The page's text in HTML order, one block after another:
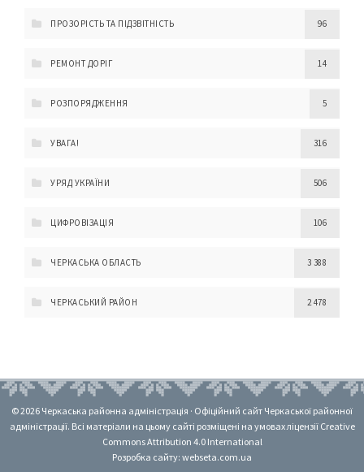
ПРОЗОРІСТЬ ТА ПІДЗВІТНІСТЬ 96
РЕМОНТ ДОРІГ 14
РОЗПОРЯДЖЕННЯ 5
УВАГА! 316
УРЯД УКРАЇНИ 506
ЦИФРОВІЗАЦІЯ 106
ЧЕРКАСЬКА ОБЛАСТЬ 3 388
ЧЕРКАСЬКИЙ РАЙОН 2 478
© 2026 Черкаська районна адміністрація · Офіційний сайт Черкаської районної
адміністрації. Всі матеріали на цьому сайті розміщені на умовах ліцензії Creative
Commons Attribution 4.0 International
Розробка сайту: webseta.com.ua